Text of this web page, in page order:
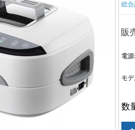
総
販
電源:
モ
数